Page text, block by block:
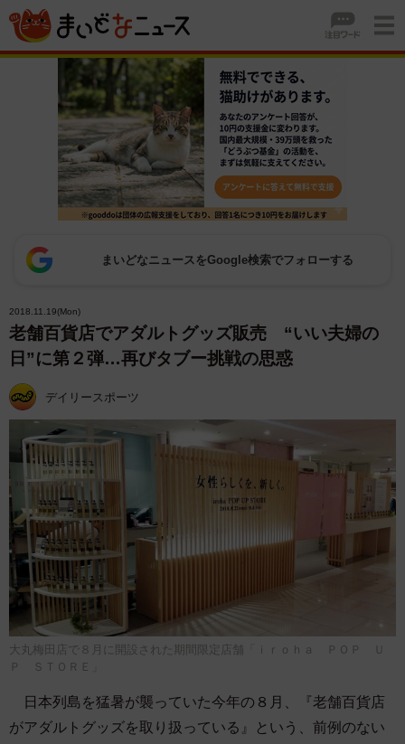
まいどなニュースをGoogle検索でフォローする
2018.11.19(Mon)
老舗百貨店でアダルトグッズ販売 “いい夫婦の
日”に第２弾…再びタブー挑戦の思惑
デイリースポーツ
大丸梅田店で８月に開設された期間限定店舗「ｉｒｏｈａ ＰＯＰ Ｕ
Ｐ ＳＴＯＲＥ」
日本列島を猛暑が襲っていた今年の８月、『老舗百貨店
がアダルトグッズを取り扱っている』という、前例のない